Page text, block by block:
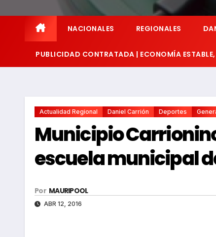
NACIONALES REGIONALES
PUBLICIDAD CONTRATADA | ECONOMÍA
Actualidad Regional Daniel Carrión Deportes
Municipio
escuela municipal
Por MAURIPOOL
ABR 12, 2016